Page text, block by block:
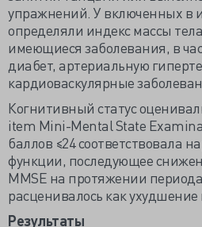
упражнений. У включенных в
определяли индекс массы
имеющиеся заболевания, в
диабет, артериальную
кардиоваскулярные
Когнитивный статус
item Mini-Mental State
баллов ≤24 соответствовала
функции, последующее
MMSE на протяжении
расценивалось как
Результаты